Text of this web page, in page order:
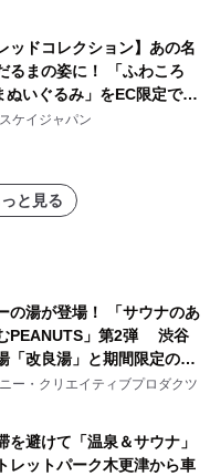
ッドコレクション】あの名
るまの姿に！ 「ふわころ
ぬいぐるみ」をEC限定で受
ケイジャパン
と見る
の湯が登場！ 「サウナのあ
PEANUTS」第2弾 渋谷
「改良湯」と期間限定のコ
ョン サウナイキタイコラ
発売決定！
ー・クリエイティブプロダクツ
を避けて「温泉＆サウナ」
レットパーク木更津から車